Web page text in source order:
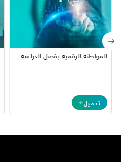
المواطنة الرقمية بفصل الدراسة
تحميل